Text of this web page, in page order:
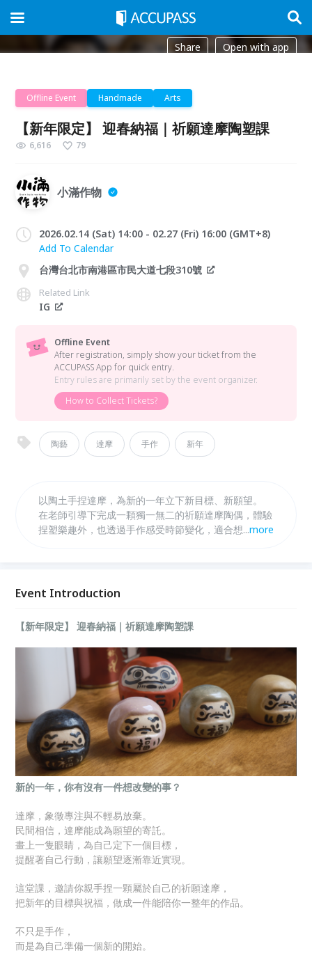
Share Open with app
Offline Event Handmade Arts
【新年限定】 迎春納福｜祈願達摩陶塑課
6,616 79
小滿作物
2026.02.14 (Sat) 14:00 - 02.27 (Fri) 16:00 (GMT+8)
Add To Calendar
台灣台北市南港區市民大道七段310號
Related Link
IG
Offline Event
After registration, simply show your ticket from the
ACCUPASS App for quick entry.
Entry rules are primarily set by the event organizer.
How to Collect Tickets?
陶藝 達摩 手作 新年
以陶土手捏達摩，為新的一年立下新目標、新願望。
在老師引導下完成一顆獨一無二的祈願達摩陶偶，體驗
捏塑樂趣外，也透過手作感受時節變化，適合想在新春
...more
Event Introduction
【新年限定】 迎春納福｜祈願達摩陶塑課
新的一年，你有沒有一件想改變的事？
達摩，象徵專注與不輕易放棄。
民間相信，達摩能成為願望的寄託。
畫上一隻眼睛，為自己定下一個目標，
提醒著自己行動，讓願望逐漸靠近實現。
這堂課，邀請你親手捏一顆屬於自己的祈願達摩，
把新年的目標與祝福，做成一件能陪你一整年的作品。
不只是手作，
而是為自己準備一個新的開始。